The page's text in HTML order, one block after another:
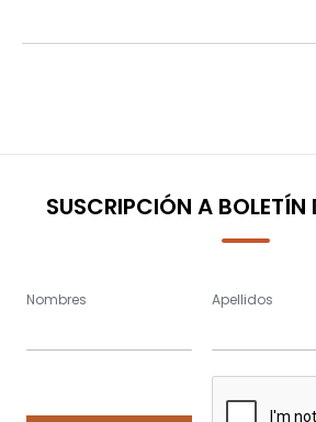
SUSCRIPCIÓN A BOLETÍN
Nombres Apellidos